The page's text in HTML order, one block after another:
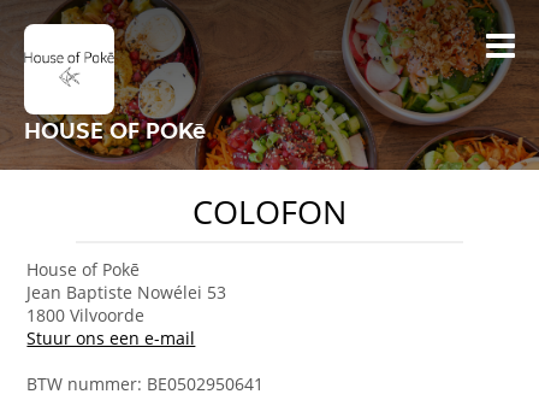
HOUSE OF POKē
COLOFON
House of Pokē
Jean Baptiste Nowélei 53
1800 Vilvoorde
Stuur ons een e-mail
BTW nummer: BE0502950641